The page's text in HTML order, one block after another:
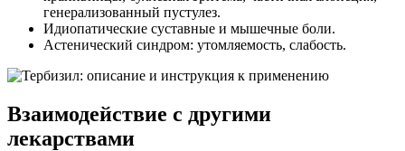
генерализованный пустулез.
Идиопатические суставные и мышечные боли.
Астенический синдром: утомляемость, слабость.
Взаимодействие с другими
лекарствами